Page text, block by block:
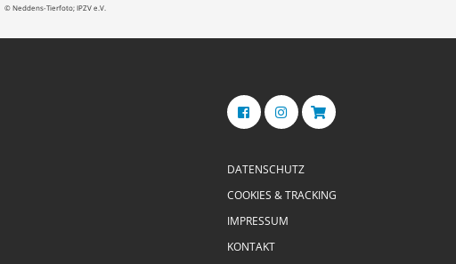
© Neddens-Tierfoto; IPZV e.V.
DATENSCHUTZ
COOKIES & TRACKING
IMPRESSUM
KONTAKT